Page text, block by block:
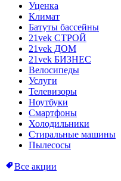
Уценка
Климат
Батуты бассейны
21vek СТРОЙ
21vek ДОМ
21vek БИЗНЕС
Велосипеды
Услуги
Телевизоры
Ноутбуки
Смартфоны
Холодильники
Стиральные машины
Пылесосы
Все акции